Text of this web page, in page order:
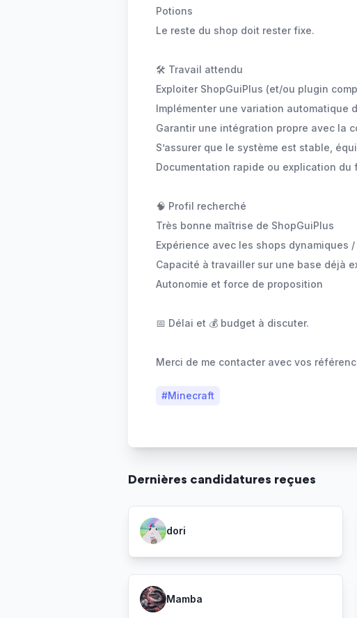
Potions
Le reste du shop doit rester fixe.
🛠️ Travail attendu
Exploiter ShopGuiPlus (et/ou plugin
Implémenter une variation automatique
Garantir une intégration propre avec la
S’assurer que le système est stable,
Documentation rapide ou explication
🧠 Profil recherché
Très bonne maîtrise de ShopGuiPlus
Expérience avec les shops dynamiques
Capacité à travailler sur une base déjà
Autonomie et force de proposition
📅 Délai et 💰 budget à discuter.
Merci de me contacter avec vos
#Minecraft
Dernières candidatures reçues
dori
Mamba